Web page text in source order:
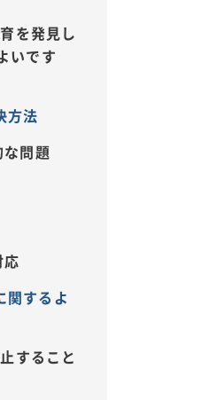
を発見し
いです
方法
問題
応
関するよ
すること